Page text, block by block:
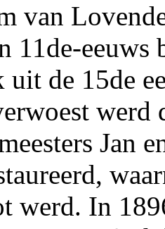
van
11de-
uit de 15de
werd
Jan
werd. In